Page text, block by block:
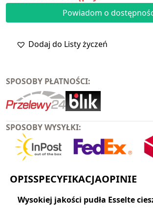
Powiadom o
Dodaj do Listy życzeń
SPOSOBY PŁATNOŚCI:
SPOSOBY WYSYŁKI:
OPISSPECYFIKACJAOPINIE
Wysokiej jakości pudła Esselte